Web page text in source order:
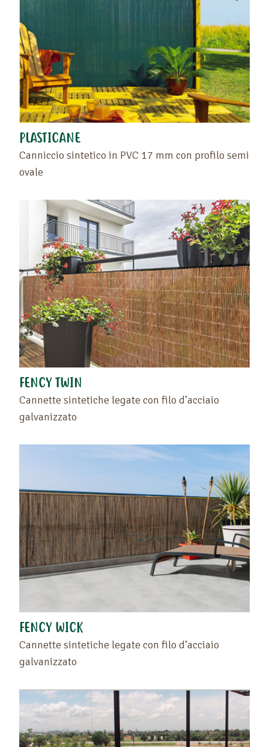
PLASTICANE
Canniccio sintetico in PVC 17 mm con profilo semi
ovale
FENCY TWIN
Cannette sintetiche legate con filo d’acciaio
galvanizzato
FENCY WICK
Cannette sintetiche legate con filo d’acciaio
galvanizzato